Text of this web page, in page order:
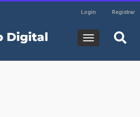
HeaderLogin Registrar
principal